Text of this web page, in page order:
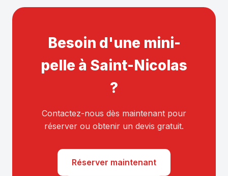
Besoin d'une mini-
pelle à Saint-Nicolas
?
Contactez-nous dès maintenant pour
réserver ou obtenir un devis gratuit.
Réserver maintenant